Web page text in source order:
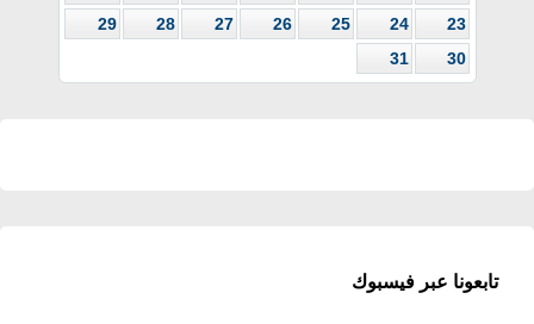
23
24
25
26
27
28
29
30
31
تابعونا عبر فيسبوك